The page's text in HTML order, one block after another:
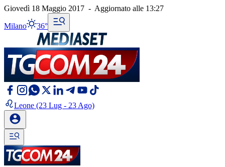
Giovedì 18 Maggio 2017 - Aggiornato alle 13:27
Milano 36°
Leone (23 Lug - 23 Ago)